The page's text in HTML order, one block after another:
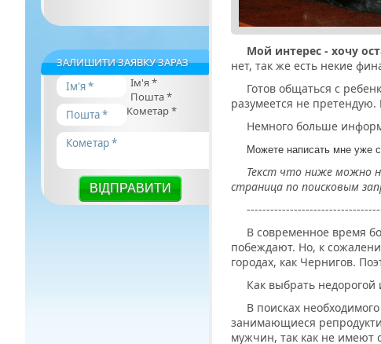
ЗАЛИШИТИ ЗАЯВКУ ЗАРАЗ
Ім'я*
Пошта*
Кометар*
Мой интерес - хочу
нет, так же есть некие
Готов общаться с
разумеется не претендую.
Немного больше
Можете написать мне уже
Текст что ниже можно
страница по поисковым
В современное время
побеждают. Но, к
городах, как Чернигов.
Как выбрать
В поисках
занимающиеся
мужчин, так как не имеют